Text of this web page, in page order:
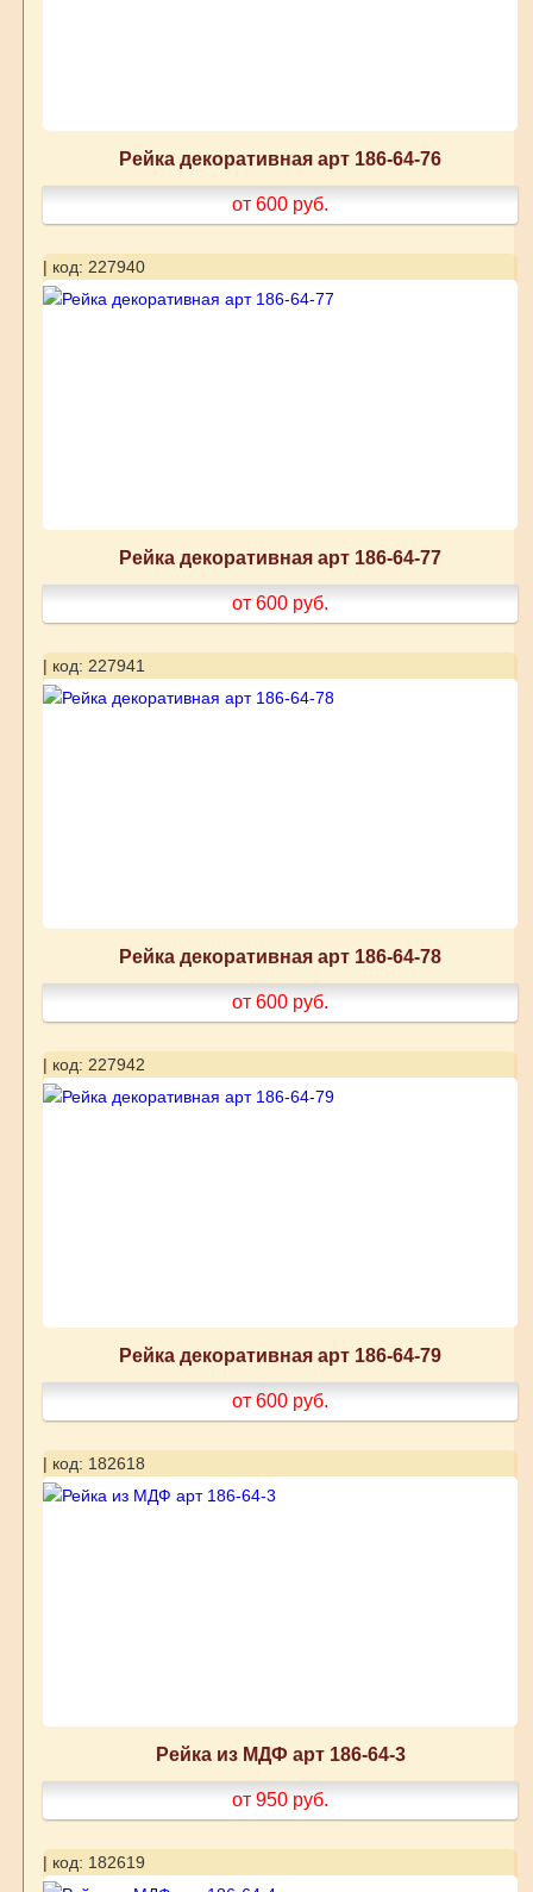
Рейка декоративная арт 186-64-76
от 600 руб.
| код: 227940
Рейка декоративная арт 186-64-77
от 600 руб.
| код: 227941
Рейка декоративная арт 186-64-78
от 600 руб.
| код: 227942
Рейка декоративная арт 186-64-79
от 600 руб.
| код: 182618
Рейка из МДФ арт 186-64-3
от 950 руб.
| код: 182619